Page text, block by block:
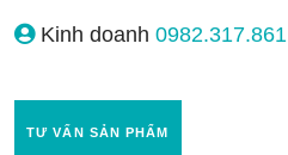
Kinh doanh 0982.317.861
TƯ VẤN SẢN PHẨM